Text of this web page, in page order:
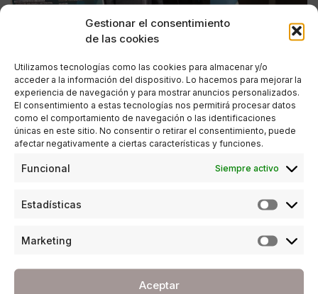
Gestionar el consentimiento
de las cookies
Utilizamos tecnologías como las cookies para almacenar y/o
acceder a la información del dispositivo. Lo hacemos para mejorar la
experiencia de navegación y para mostrar anuncios personalizados.
El consentimiento a estas tecnologías nos permitirá procesar datos
como el comportamiento de navegación o las identificaciones
únicas en este sitio. No consentir o retirar el consentimiento, puede
afectar negativamente a ciertas características y funciones.
Funcional Siempre activo
Estadísticas
Marketing
Aceptar
para 2019
07/03/2019
4 MINUTOS DE LECTURA